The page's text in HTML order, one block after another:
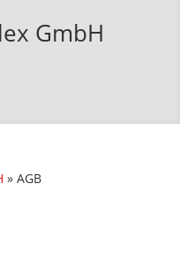
GmbH
» AGB